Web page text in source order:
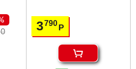
3790 Р